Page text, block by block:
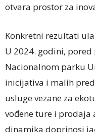
otvara prostor za
Konkretni rezultati
U 2024. godini,
Nacionalnom parku
inicijativa i malih
usluge vezane za
vođene ture i prodaja
dinamika doprinosi